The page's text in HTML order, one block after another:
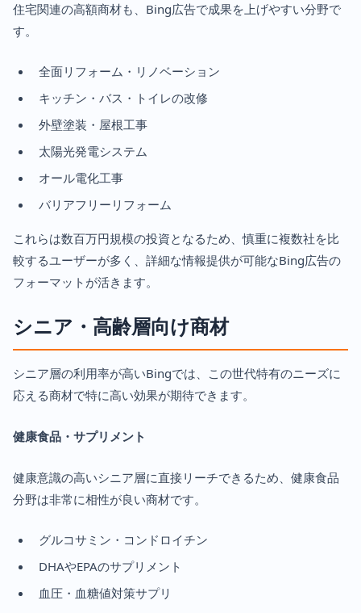
住宅関連の高額商材も、Bing広告で成果を上げやすい分野で
す。
全面リフォーム・リノベーション
キッチン・バス・トイレの改修
外壁塗装・屋根工事
太陽光発電システム
オール電化工事
バリアフリーリフォーム
これらは数百万円規模の投資となるため、慎重に複数社を比
較するユーザーが多く、詳細な情報提供が可能なBing広告の
フォーマットが活きます。
シニア・高齢層向け商材
シニア層の利用率が高いBingでは、この世代特有のニーズに
応える商材で特に高い効果が期待できます。
健康食品・サプリメント
健康意識の高いシニア層に直接リーチできるため、健康食品
分野は非常に相性が良い商材です。
グルコサミン・コンドロイチン
DHAやEPAのサプリメント
血圧・血糖値対策サプリ